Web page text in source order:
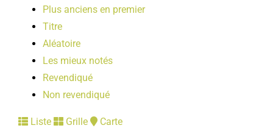
Plus anciens en premier
Titre
Aléatoire
Les mieux notés
Revendiqué
Non revendiqué
Liste Grille Carte